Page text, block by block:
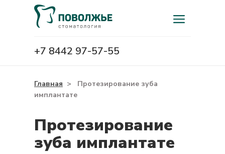
+7 8442 97-57-55
Главная >
Протезирование зуба
имплантате
Протезирование
зуба имплантате